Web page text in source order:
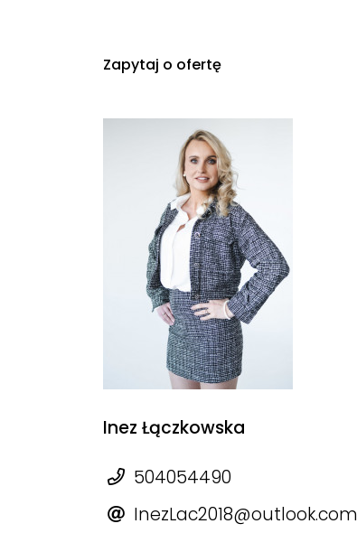
Zapytaj o ofertę
Inez Łączkowska
504054490
InezLac2018@outlook.com